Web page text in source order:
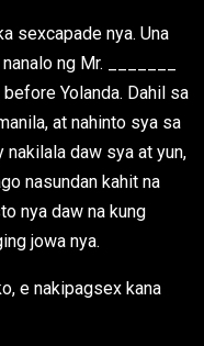
sexcapade nya. Una
ng Mr. _______
Yolanda. Dahil sa
at nahinto sya sa
nakilala daw sya at yun,
nasundan kahit na
nya daw na kung
jowa nya.
e nakipagsex kana